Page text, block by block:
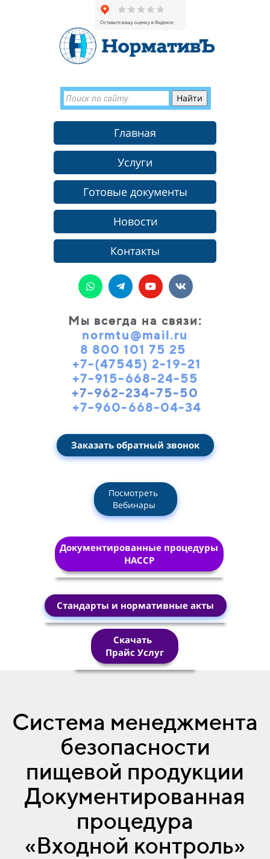
Главная
Услуги
Готовые документы
Новости
Контакты
Мы всегда на связи:
normtu@mail.ru
8 800 101 75 25
+7-(47545) 2-19-21
+7-915-668-24-55
+7-962-234-75-50
+7-960-668-04-34
Заказать обратный звонок
Посмотреть
Вебинары
Скачать
Прайс Услуг
Документированные процедуры
HACCP
Стандарты и нормативные акты
Система менеджмента
безопасности
пищевой продукции
Документированная
процедура
«Входной контроль»